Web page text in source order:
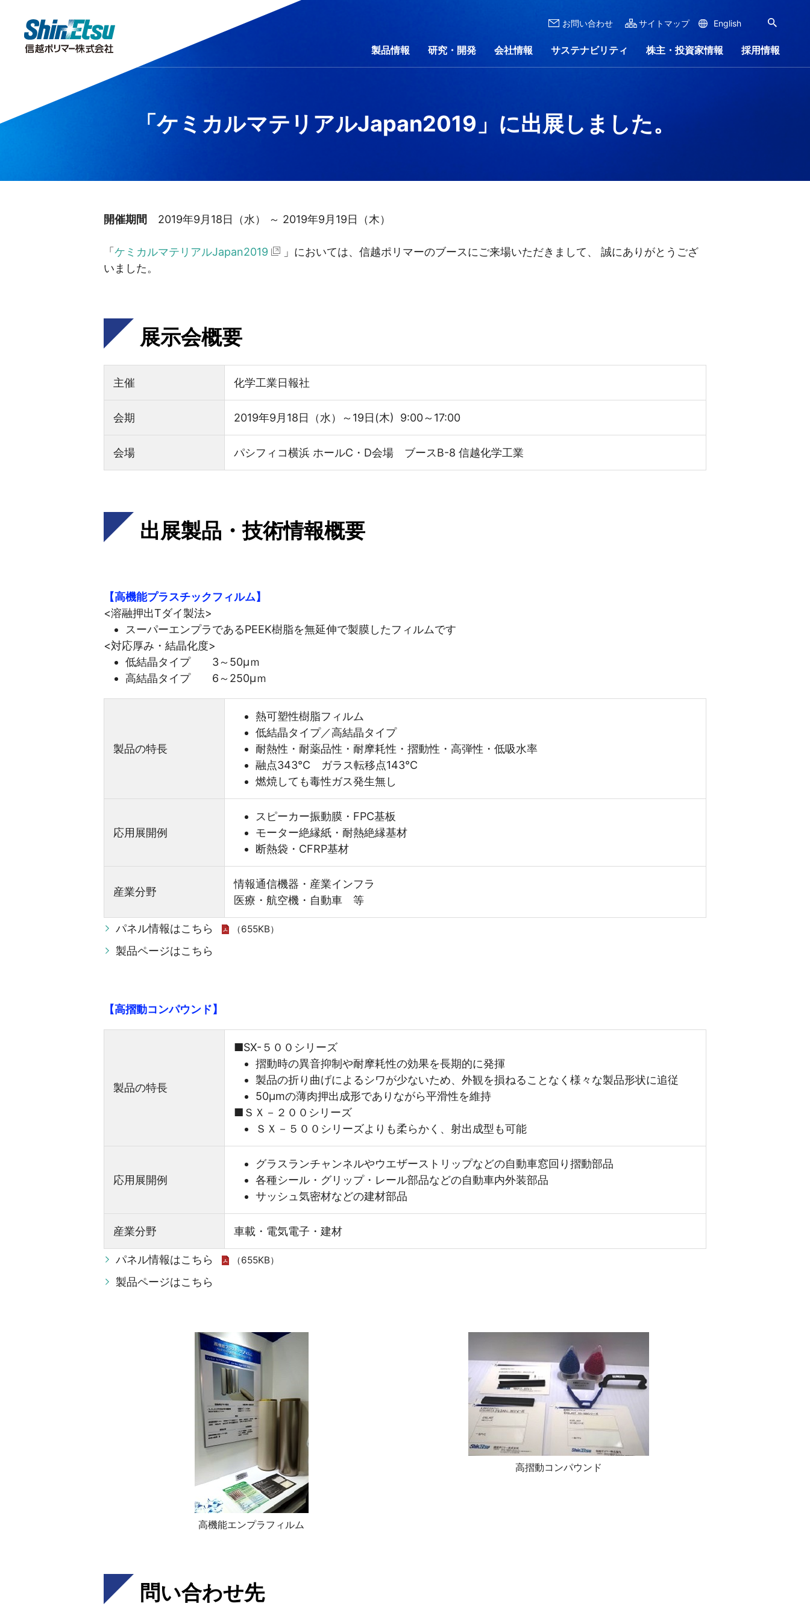
「ケミカルマテリアルJapan2019」に出展しました。
開催期間 2019年9月18日（水） ～ 2019年9月19日（木）
「 ケミカルマテリアルJapan2019
」においては、信越ポリマーのブースにご来場いただきまして、 誠にありがとうござ
いました。
展示会概要
主催 化学工業日報社
会期 2019年9月18日（水）～19日(木) 9:00～17:00
会場 パシフィコ横浜 ホールC・D会場 ブースB-8 信越化学工業
出展製品・技術情報概要
【高機能プラスチックフィルム】
<溶融押出Tダイ製法>
スーパーエンプラであるPEEK樹脂を無延伸で製膜したフィルムです
<対応厚み・結晶化度>
低結晶タイプ 3～50μｍ
高結晶タイプ 6～250μｍ
製品の特長
熱可塑性樹脂フィルム
低結晶タイプ／高結晶タイプ
耐熱性・耐薬品性・耐摩耗性・摺動性・高弾性・低吸水率
融点343℃ ガラス転移点143℃
燃焼しても毒性ガス発生無し
応用展開例
スピーカー振動膜・FPC基板
モーター絶縁紙・耐熱絶縁基材
断熱袋・CFRP基材
産業分野
情報通信機器・産業インフラ
医療・航空機・自動車 等
パネル情報はこちら （655KB）
製品ページはこちら
【高摺動コンパウンド】
製品の特長
■SX-５００シリーズ
摺動時の異音抑制や耐摩耗性の効果を長期的に発揮
製品の折り曲げによるシワが少ないため、外観を損ねることなく様々な製品形状に追従
50μmの薄肉押出成形でありながら平滑性を維持
■ＳＸ－２００シリーズ
ＳＸ－５００シリーズよりも柔らかく、射出成型も可能
応用展開例
グラスランチャンネルやウエザーストリップなどの自動車窓回り摺動部品
各種シール・グリップ・レール部品などの自動車内外装部品
サッシュ気密材などの建材部品
産業分野 車載・電気電子・建材
パネル情報はこちら （655KB）
製品ページはこちら
高機能エンプラフィルム
高摺動コンパウンド
問い合わせ先
お問い合わせ サイトマップ English
キラリ！をさがす 市場・産業分野別 事業別 素材別 製品一覧
カタログダウンロード
製品情報
分析センター 公的研究費の運営・管理責任体制 開放特許情報
研究・開発
TOPメッセージ 企業理念・企業行動規範 会社概要 事業所一覧 コーポレートガバナンス 会社沿革 会社案内
会社情報
トップメッセージ サステナビリティマネジメント 環境 社会 ガバナンス サステナビリティレポート
サステナビリティ
株主投資家の皆様へ コーポレートガバナンス 財務・業績 IRライブラリー 株式情報
IRイベント
株主・投資家情報 採用情報